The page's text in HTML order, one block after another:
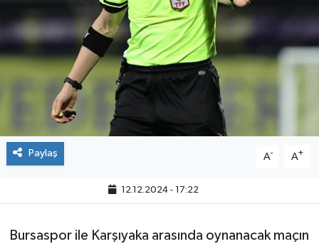
Paylaş A- A+
12.12.2024 - 17:22
Bursaspor ile Karşıyaka arasında oynanacak maçın